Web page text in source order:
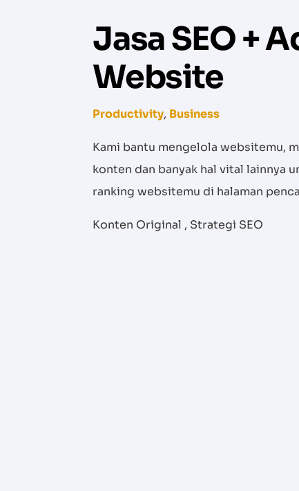
Jasa SEO +
Website
Productivity, Business
Kami bantu mengelola websitemu,
konten dan banyak hal vital lainnya
ranking websitemu di halaman
Konten Original , Strategi SEO